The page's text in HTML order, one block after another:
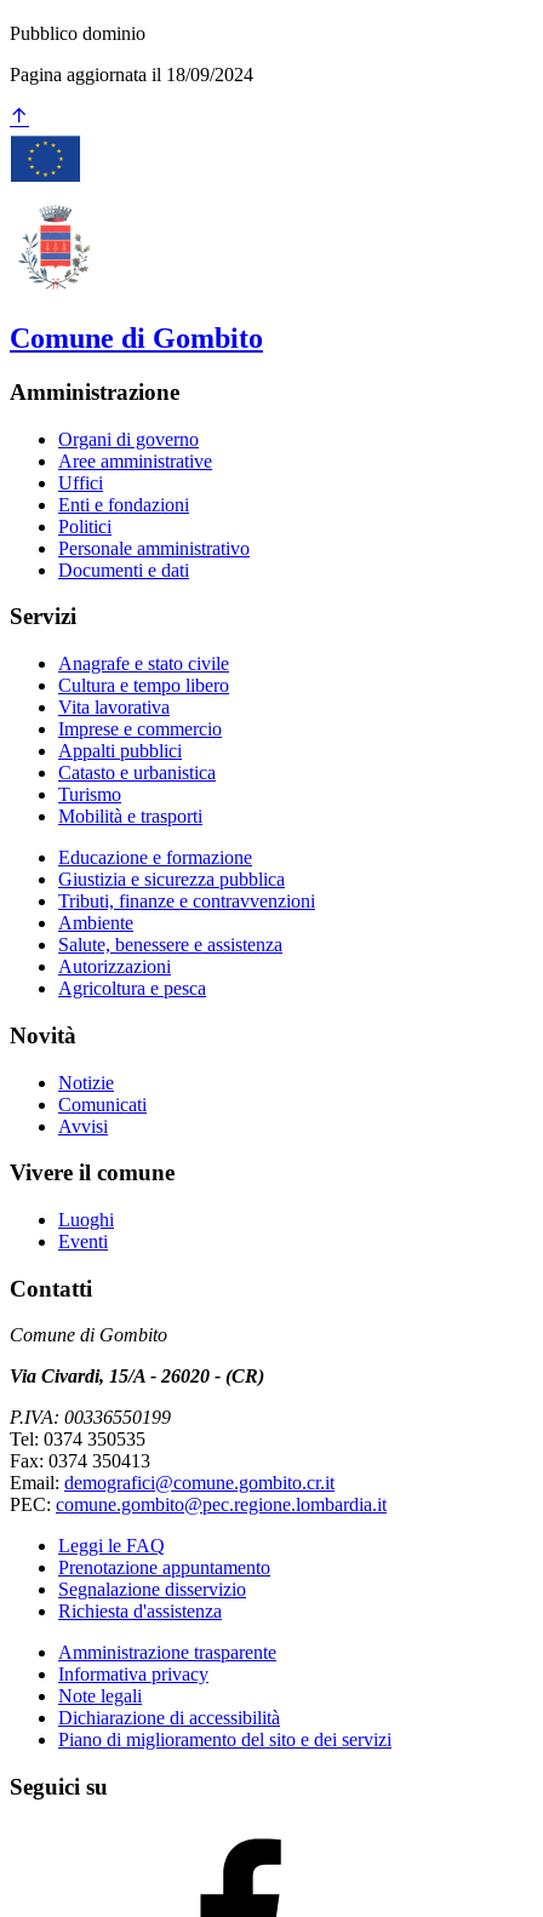
Pubblico dominio
Pagina aggiornata il 18/09/2024
Comune di Gombito
Amministrazione
Organi di governo
Aree amministrative
Uffici
Enti e fondazioni
Politici
Personale amministrativo
Documenti e dati
Servizi
Anagrafe e stato civile
Cultura e tempo libero
Vita lavorativa
Imprese e commercio
Appalti pubblici
Catasto e urbanistica
Turismo
Mobilità e trasporti
Educazione e formazione
Giustizia e sicurezza pubblica
Tributi, finanze e contravvenzioni
Ambiente
Salute, benessere e assistenza
Autorizzazioni
Agricoltura e pesca
Novità
Notizie
Comunicati
Avvisi
Vivere il comune
Luoghi
Eventi
Contatti
Comune di Gombito
Via Civardi, 15/A - 26020 - (CR)
P.IVA: 00336550199
Tel: 0374 350535
Fax: 0374 350413
Email: demografici@comune.gombito.cr.it
PEC: comune.gombito@pec.regione.lombardia.it
Leggi le FAQ
Prenotazione appuntamento
Segnalazione disservizio
Richiesta d'assistenza
Amministrazione trasparente
Informativa privacy
Note legali
Dichiarazione di accessibilità
Piano di miglioramento del sito e dei servizi
Seguici su